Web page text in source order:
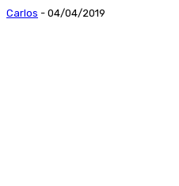
Carlos - 04/04/2019